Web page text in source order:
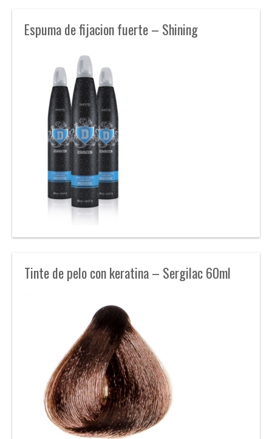
Espuma de fijacion fuerte – Shining
Tinte de pelo con keratina – Sergilac 60ml